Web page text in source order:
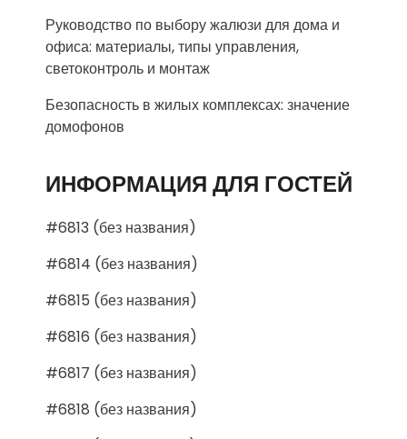
Руководство по выбору жалюзи для дома и
офиса: материалы, типы управления,
светоконтроль и монтаж
Безопасность в жилых комплексах: значение
домофонов
ИНФОРМАЦИЯ ДЛЯ ГОСТЕЙ
#6813 (без названия)
#6814 (без названия)
#6815 (без названия)
#6816 (без названия)
#6817 (без названия)
#6818 (без названия)